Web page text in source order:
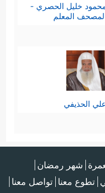
خليل الحصري -
المعلم
علي الحذيفي
شهر رمضان
تطوع معنا تواصل معنا